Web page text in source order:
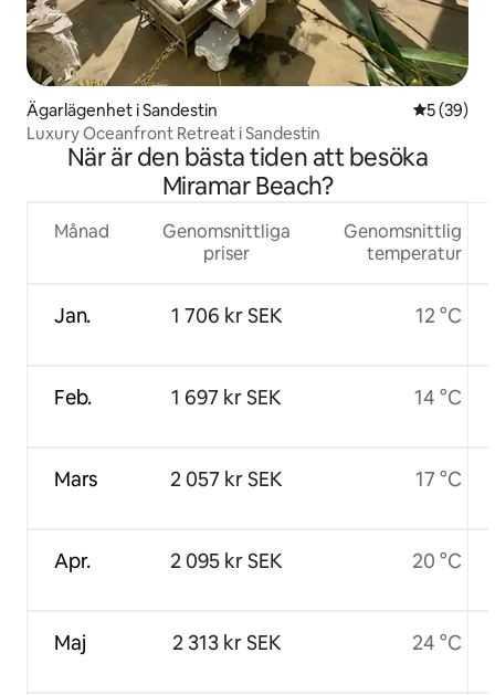
Ägarlägenhet i Sandestin 5 av 5 i
5 (39)
Luxury Oceanfront Retreat i Sandestin
När är den bästa tiden att besöka
Miramar Beach?
Månad
Jan.
Feb.
Mars
Apr.
Maj
Genomsnittliga
priser
1 706 kr SEK
1 697 kr SEK
2 057 kr SEK
2 095 kr SEK
2 313 kr SEK
Genomsnittlig
temperatur
12 °C
14 °C
17 °C
20 °C
24 °C